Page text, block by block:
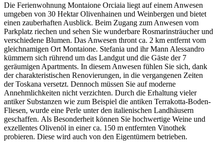
Die Ferienwohnung Montaione Orciaia liegt auf einem Anwesen
umgeben von 30 Hektar Olivenhainen und Weinbergen und bietet
einen zauberhaften Ausblick. Beim Zugang zum Anwesen vom
Parkplatz riechen und sehen Sie wunderbare Rosmarinsträucher und
verschiedene Blumen. Das Anwesen thront ca. 2 km entfernt vom
gleichnamigen Ort Montaione. Stefania und ihr Mann Alessandro
kümmern sich rührend um das Landgut und die Gäste der 7
geräumigen Apartments. In diesem Anwesen fühlen Sie sich, dank
der charakteristischen Renovierungen, in die vergangenen Zeiten
der Toskana versetzt. Dennoch müssen Sie auf moderne
Annehmlichkeiten nicht verzichten. Durch die Erhaltung vieler
antiker Substanzen wie zum Beispiel die antiken Terrakotta-Boden-
Fliesen, wurde eine Perle unter den italienischen Landhäusern
geschaffen. Als Besonderheit können Sie hochwertige Weine und
exzellentes Olivenöl in einer ca. 150 m entfernten Vinothek
probieren. Diese wird auch von den Eigentümern betrieben.